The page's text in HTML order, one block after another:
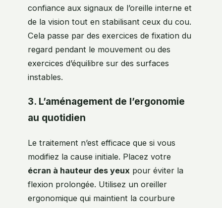
confiance aux signaux de l’oreille interne et
de la vision tout en stabilisant ceux du cou.
Cela passe par des exercices de fixation du
regard pendant le mouvement ou des
exercices d’équilibre sur des surfaces
instables.
3. L’aménagement de l’ergonomie
au quotidien
Le traitement n’est efficace que si vous
modifiez la cause initiale. Placez votre
écran à hauteur des yeux pour éviter la
flexion prolongée. Utilisez un oreiller
ergonomique qui maintient la courbure